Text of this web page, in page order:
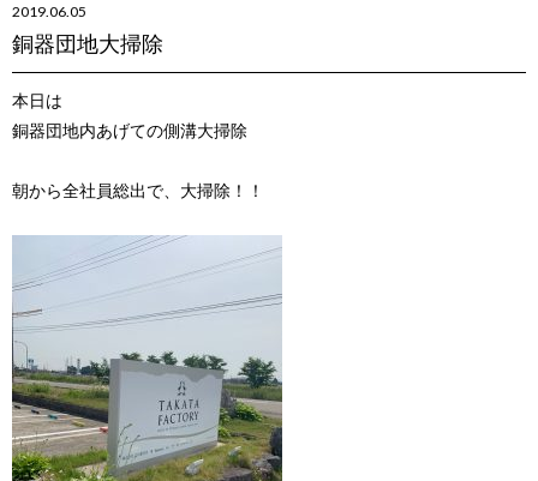
2019.06.05
銅器団地大掃除
本日は
銅器団地内あげての側溝大掃除
朝から全社員総出で、大掃除！！